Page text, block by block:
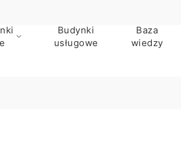
Budynki
usługowe
Baza
wiedzy